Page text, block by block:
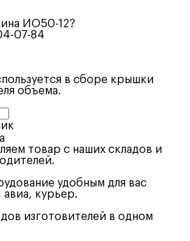
ИО50-12?
07-84
в сборе крышки
объема.
товар с наших складов и
удобным для вас
курьер.
изготовителей в одном